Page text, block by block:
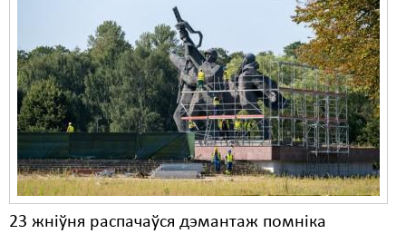
23 жніўня распачаўся дэмантаж помніка
Сьмяротнае пакараньне
Экалёгія
Правы працоўных
Сацыяльныя правы